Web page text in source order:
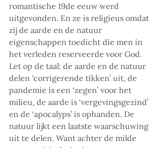
romantische 19de eeuw werd
uitgevonden. En ze is religieus omdat
zij de aarde en de natuur
eigenschappen toedicht die men in
het verleden reserveerde voor God.
Let op de taal: de aarde en de natuur
delen ‘corrigerende tikken’ uit, de
pandemie is een ‘zegen’ voor het
milieu, de aarde is ‘vergevingsgezind’
en de ‘apocalyps’ is ophanden. De
natuur lijkt een laatste waarschuwing
uit te delen. Want achter de milde